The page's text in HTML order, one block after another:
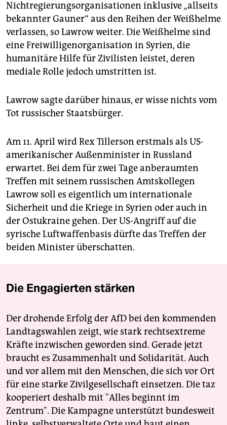
Nichtregierungsorganisationen inklusive „allseits
bekannter Gauner“ aus den Reihen der Weißhelme
verlassen, so Lawrow weiter. Die Weißhelme sind
eine Freiwilligenorganisation in Syrien, die
humanitäre Hilfe für Zivilisten leistet, deren
mediale Rolle jedoch umstritten ist.
Lawrow sagte darüber hinaus, er wisse nichts vom
Tot russischer Staatsbürger.
Am 11. April wird Rex Tillerson erstmals als US-
amerikanischer Außenminister in Russland
erwartet. Bei dem für zwei Tage anberaumten
Treffen mit seinem russischen Amtskollegen
Lawrow soll es eigentlich um internationale
Sicherheit und die Kriege in Syrien oder auch in
der Ostukraine gehen. Der US-Angriff auf die
syrische Luftwaffenbasis dürfte das Treffen der
beiden Minister überschatten.
Die Engagierten stärken
Der drohende Erfolg der AfD bei den kommenden
Landtagswahlen zeigt, wie stark rechtsextreme
Kräfte inzwischen geworden sind. Gerade jetzt
braucht es Zusammenhalt und Solidarität. Auch
und vor allem mit den Menschen, die sich vor Ort
für eine starke Zivilgesellschaft einsetzen. Die taz
kooperiert deshalb mit "Alles beginnt im
Zentrum". Die Kampagne unterstützt bundesweit